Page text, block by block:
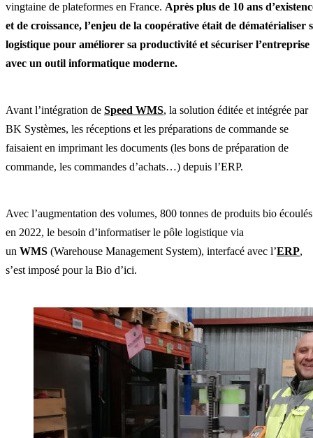
vingtaine de plateformes en France. Après plus de 10 ans
et de croissance, l’enjeu de la coopérative était de dématérialiser
logistique pour améliorer sa productivité et sécuriser l’entreprise
avec un outil informatique moderne.
Avant l’intégration de Speed WMS, la solution éditée et intégrée par
BK Systèmes, les réceptions et les préparations de commande se
faisaient en imprimant les documents (les bons de préparation de
commande, les commandes d’achats…) depuis l’ERP.
Avec l’augmentation des volumes, 800 tonnes de produits bio écoulés
en 2022, le besoin d’informatiser le pôle logistique via
un WMS (Warehouse Management System), interfacé avec l’ERP,
s’est imposé pour la Bio d’ici.